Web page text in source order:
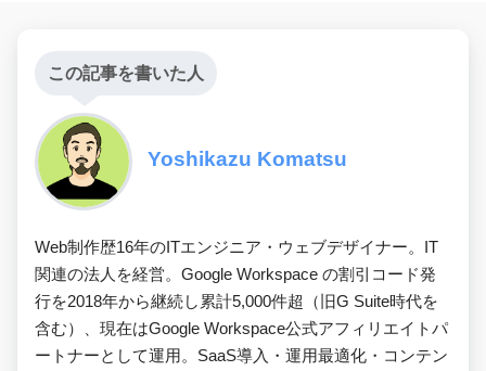
この記事を書いた人
Yoshikazu Komatsu
Web制作歴16年のITエンジニア・ウェブデザイナー。IT
関連の法人を経営。Google Workspace の割引コード発
行を2018年から継続し累計5,000件超（旧G Suite時代を
含む）、現在はGoogle Workspace公式アフィリエイトパ
ートナーとして運用。SaaS導入・運用最適化・コンテン